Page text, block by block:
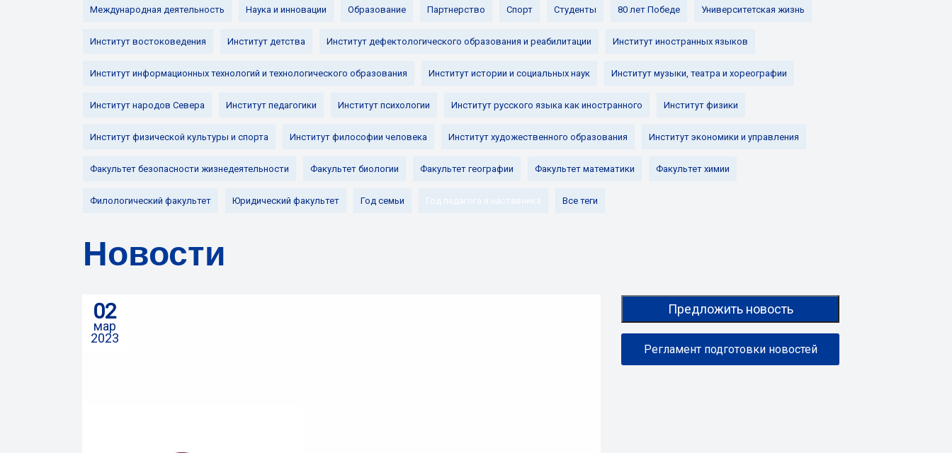
Международная деятельность Наука и инновации Образование Партнерство Спорт Студенты 80 лет Победе Университетская жизнь
Институт востоковедения Институт детства Институт дефектологического образования и реабилитации Институт иностранных языков
Институт информационных технологий и технологического образования Институт истории и социальных наук Институт музыки, театра и хореографии
Институт народов Севера Институт педагогики Институт психологии Институт русского языка как иностранного Институт физики
Институт физической культуры и спорта Институт философии человека Институт художественного образования Институт экономики и управления
Факультет безопасности жизнедеятельности Факультет биологии Факультет географии Факультет математики Факультет химии
Филологический факультет Юридический факультет Год семьи Год педагога и наставника Все теги
Новости
02
мар
2023
Предложить новость
Регламент подготовки новостей